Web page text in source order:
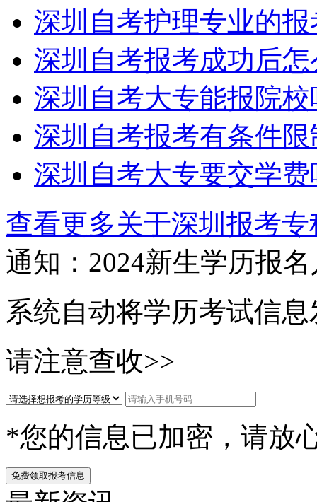
深圳自考护理专业的
深圳自考报考成功后
深圳自考大专能报院校
深圳自考报考有条件
深圳自考大专要交学
查看更多关于深圳报考专
通知：2024新生学历报名
系统自动将学历考试信
请注意查收>>
*您的信息已加密，请放
免费领取报考信息